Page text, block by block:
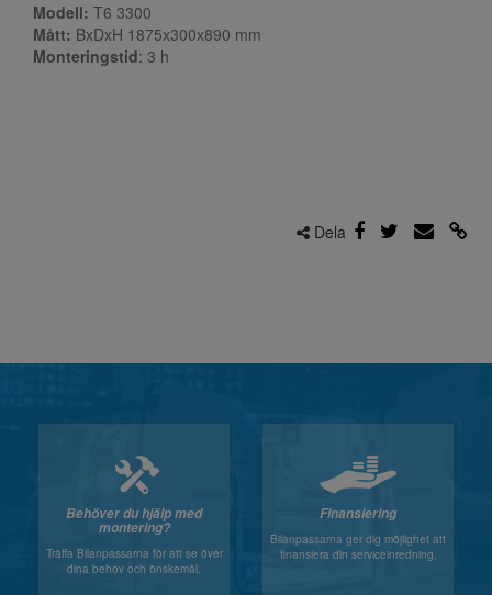
Modell: T6 3300
Mått: BxDxH 1875x300x890 mm
Monteringstid: 3 h
Dela
Behöver du hjälp med
montering?
Träffa Bilanpassarna för att se över
dina behov och önskemål.
Finansiering
Bilanpassarna ger dig möjlighet att
finansiera din serviceinredning.